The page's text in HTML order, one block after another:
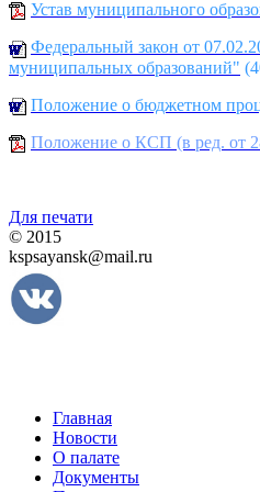
Устав муниципального
Федеральный закон от
муниципальных образований"
Положение о бюджетном
Положение о КСП (в ред. от
Для печати
© 2015
kspsayansk@mail.ru
Главная
Новости
О палате
Документы